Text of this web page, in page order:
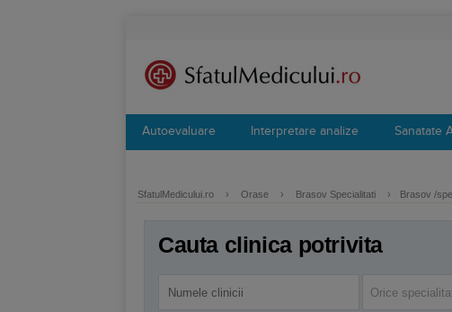
Autoevaluare Interpretare analize Sanatate
SfatulMedicului.ro › Orase › Brasov Specialitati › Brasov /
Cauta clinica potrivita
Orice